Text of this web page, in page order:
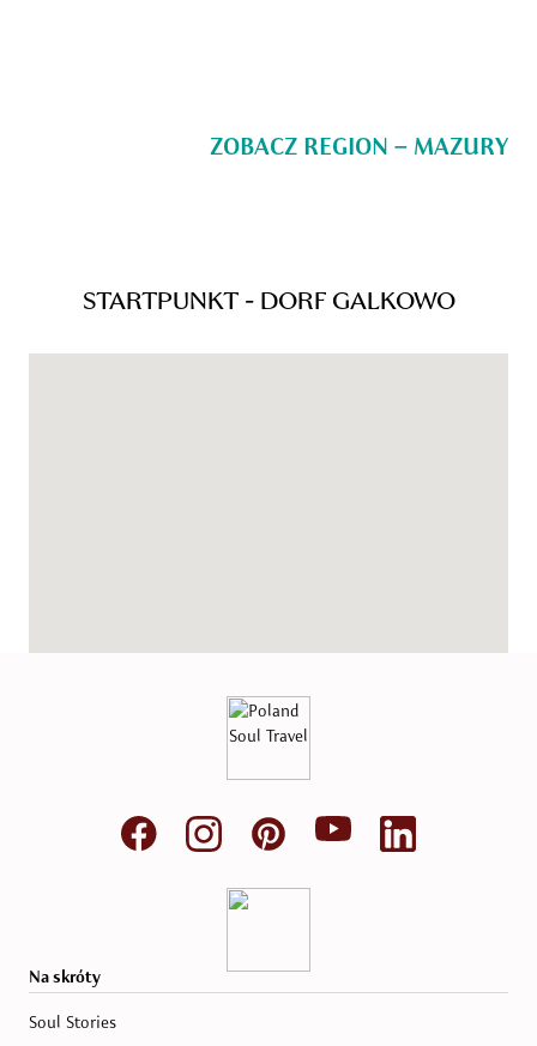
ZOBACZ REGION – MAZURY
STARTPUNKT - DORF GALKOWO
Na skróty
Soul Stories